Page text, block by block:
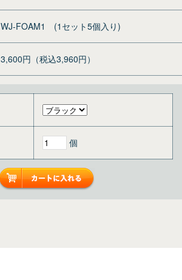
WJ-FOAM1 (1セット5個入り)
3,600円（税込3,960円）
個